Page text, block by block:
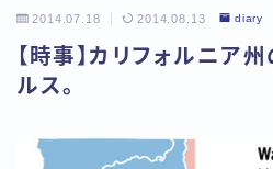
2014.07.18 2014.08.13 diary
【時事】カリフォルニア
ルス。